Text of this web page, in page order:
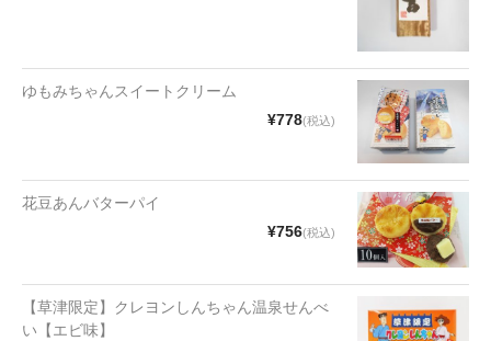
日用品・雑貨
ゆもみちゃんスイートクリーム
¥778(税込)
花豆あんバターパイ
¥756(税込)
【草津限定】クレヨンしんちゃん温泉せんべ
い【エビ味】